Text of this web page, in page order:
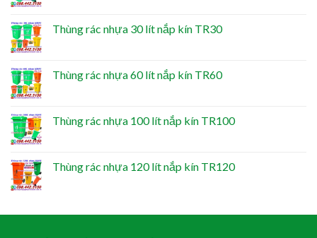
Thùng rác nhựa 30 lít nắp kín TR30
Thùng rác nhựa 60 lít nắp kín TR60
Thùng rác nhựa 100 lít nắp kín TR100
Thùng rác nhựa 120 lít nắp kín TR120